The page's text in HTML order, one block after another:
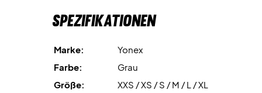
kann je nach Bedarf justiert werden, die Hände können sich
zum Beispiel die Schlüssel aufbewahrt werden können.
Farbe: Hellgrau mit weißem Logo.
Spezifikationen
Marke:
Yonex
Farbe:
Grau
Größe:
XXS / XS / S / M / L / XL